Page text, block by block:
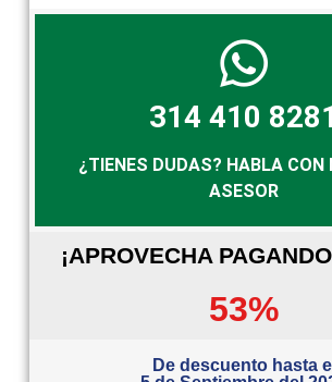
314 410 8281
¿TIENES DUDAS? HABLA CON
ASESOR
¡APROVECHA
53%
De descuento hasta el